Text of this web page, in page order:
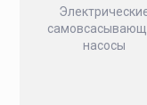
насосы